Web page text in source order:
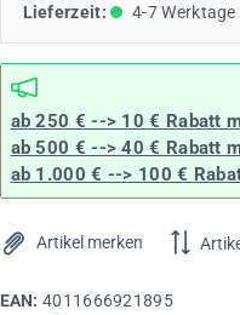
Lieferzeit: 4-7 Werktage
ab 250 € --> 10 € Rabatt
ab 500 € --> 40 € Rabatt
ab 1.000 € --> 100 €
Artikel merken
EAN: 4011666921895